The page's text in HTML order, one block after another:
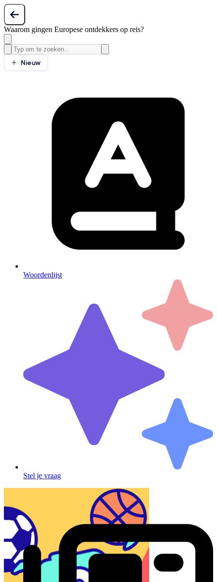
Waarom gingen Europese ontdekkers op reis?
Nieuw
Woordenlijst
Stel je vraag